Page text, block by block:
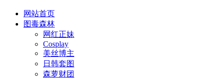
网站首页
图毒森林
网红正妹
Cosplay
美丝博主
日韩套图
森萝财团